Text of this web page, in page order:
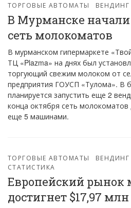
ТОРГОВЫЕ АВТОМАТЫ ВЕНДИНГ
В Мурманске начали
сеть молокоматов
В мурманском гипермаркете
ТЦ «Plazma» на днях был
торгующий свежим молоком от
предприятия ГОУСП «Тулома». В
планируется запустить еще 2
конца октября сеть
еще 5 машинами.
ТОРГОВЫЕ АВТОМАТЫ ВЕНДИНГ
СТАТИСТИКА
Европейский рынок
достигнет $17,97